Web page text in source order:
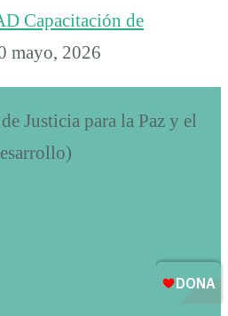
Capacitación de
mayo, 2026